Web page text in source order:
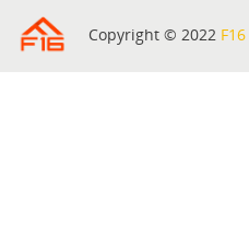
Copyright © 2022 F16